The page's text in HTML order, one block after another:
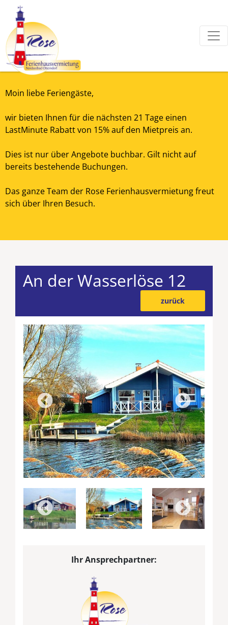
Moin liebe Feriengäste,
wir bieten Ihnen für die nächsten 21 Tage einen
LastMinute Rabatt von 15% auf den Mietpreis an.
Dies ist nur über Angebote buchbar. Gilt nicht auf
bereits bestehende Buchungen.
Das ganze Team der Rose Ferienhausvermietung freut
sich über Ihren Besuch.
An der Wasserlöse 12
zurück
Ihr Ansprechpartner: